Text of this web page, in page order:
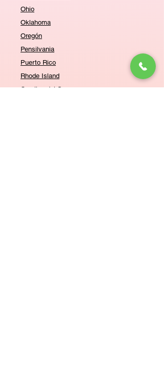
Ohio
Oklahoma
Oregón
Pensilvania
Puerto Rico
Rhode Island
Carolina del Sur